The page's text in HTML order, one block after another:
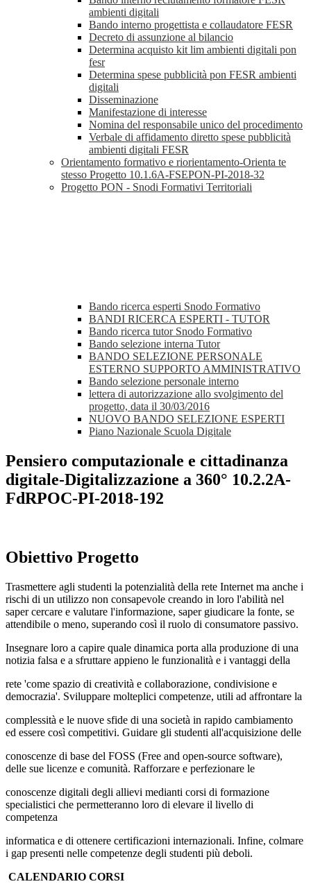
ambienti digitali
Bando interno progettista e collaudatore FESR
Decreto di assunzione al bilancio
Determina acquisto kit lim ambienti digitali pon
fesr
Determina spese pubblicità pon FESR ambienti
digitali
Disseminazione
Manifestazione di interesse
Nomina del responsabile unico del procedimento
Verbale di affidamento diretto spese pubblicità
ambienti digitali FESR
Orientamento formativo e riorientamento-Orienta te
stesso Progetto 10.1.6A-FSEPON-PI-2018-32
Progetto PON - Snodi Formativi Territoriali
Bando ricerca esperti Snodo Formativo
BANDI RICERCA ESPERTI - TUTOR
Bando ricerca tutor Snodo Formativo
Bando selezione interna Tutor
BANDO SELEZIONE PERSONALE
ESTERNO SUPPORTO AMMINISTRATIVO
Bando selezione personale interno
lettera di autorizzazione allo svolgimento del
progetto, data il 30/03/2016
NUOVO BANDO SELEZIONE ESPERTI
Piano Nazionale Scuola Digitale
Pensiero computazionale e cittadinanza
digitale-Digitalizzazione a 360° 10.2.2A-
FdRPOC-PI-2018-192
Obiettivo Progetto
Trasmettere agli studenti la potenzialità della rete Internet ma anche i
rischi di un utilizzo non consapevole creando in loro l'abilità nel
saper cercare e valutare l'informazione, saper giudicare la fonte, se
attendibile o meno, superando così il ruolo di consumatore passivo.
Insegnare loro a capire quale dinamica porta alla produzione di una
notizia falsa e a sfruttare appieno le funzionalità e i vantaggi della
rete 'come spazio di creatività e collaborazione, condivisione e
democrazia'. Sviluppare molteplici competenze, utili ad affrontare la
complessità e le nuove sfide di una società in rapido cambiamento
ed essere così competitivi. Guidare gli studenti all'acquisizione delle
conoscenze di base del FOSS (Free and open-source software),
delle sue licenze e comunità. Rafforzare e perfezionare le
conoscenze digitali degli allievi medianti corsi di formazione
specialistici che permetteranno loro di elevare il livello di
competenza
informatica e di ottenere certificazioni internazionali. Infine, colmare
i gap presenti nelle competenze degli studenti più deboli.
CALENDARIO CORSI